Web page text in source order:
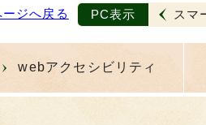
ジへ戻る PC表示 スマ
webアクセシビリティ